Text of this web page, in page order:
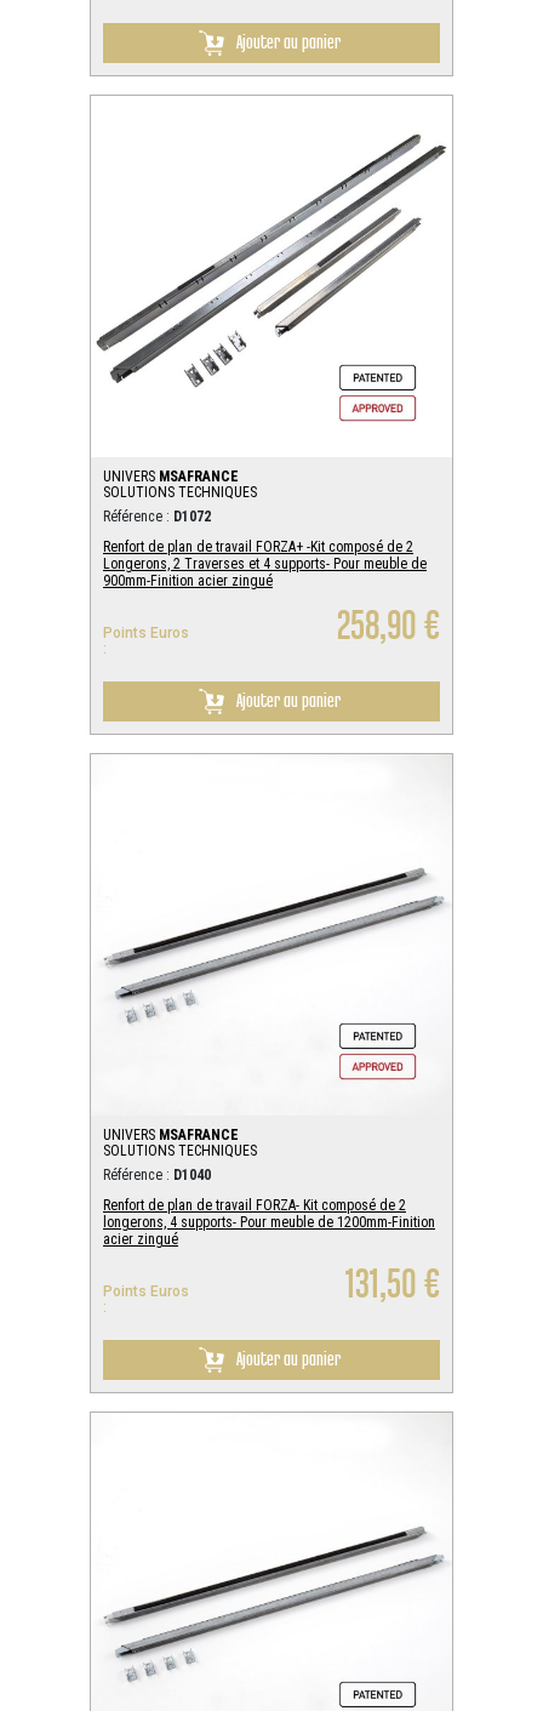
Ajouter au panier
UNIVERS MSAFRANCE
SOLUTIONS TECHNIQUES
Référence : D1072
Renfort de plan de travail FORZA+ -Kit composé de 2
Longerons, 2 Traverses et 4 supports- Pour meuble de
900mm-Finition acier zingué
Points Euros
:
258,90 €
Ajouter au panier
UNIVERS MSAFRANCE
SOLUTIONS TECHNIQUES
Référence : D1040
Renfort de plan de travail FORZA- Kit composé de 2
longerons, 4 supports- Pour meuble de 1200mm-Finition
acier zingué
Points Euros
:
131,50 €
Ajouter au panier